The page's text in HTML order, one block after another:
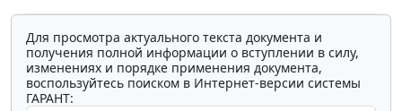
Для просмотра актуального текста документа и
получения полной информации о вступлении в силу,
изменениях и порядке применения документа,
воспользуйтесь поиском в Интернет-версии системы
ГАРАНТ: